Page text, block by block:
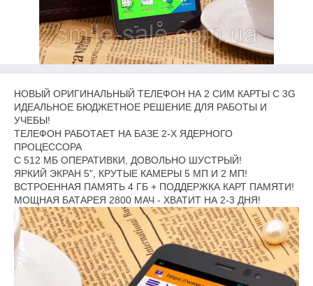
НОВЫЙ ОРИГИНАЛЬНЫЙ ТЕЛЕФОН НА 2 СИМ КАРТЫ С 3G
ИДЕАЛЬНОЕ БЮДЖЕТНОЕ РЕШЕНИЕ ДЛЯ РАБОТЫ И
УЧЕБЫ!
ТЕЛЕФОН РАБОТАЕТ НА БАЗЕ 2-Х ЯДЕРНОГО
ПРОЦЕССОРА
С 512 МБ ОПЕРАТИВКИ, ДОВОЛЬНО ШУСТРЫЙ!
ЯРКИЙ ЭКРАН 5", КРУТЫЕ КАМЕРЫ 5 МП И 2 МП!
ВСТРОЕННАЯ ПАМЯТЬ 4 ГБ + ПОДДЕРЖКА КАРТ ПАМЯТИ!
МОЩНАЯ БАТАРЕЯ 2800 МАЧ - ХВАТИТ НА 2-3 ДНЯ!